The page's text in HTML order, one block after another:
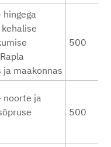
ja maakonnas
500
noorte ja
500